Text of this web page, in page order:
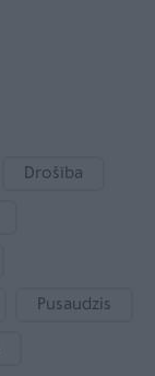
Drošība
Pusaudzis